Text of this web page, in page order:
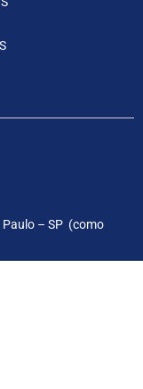
Paulo – SP (como